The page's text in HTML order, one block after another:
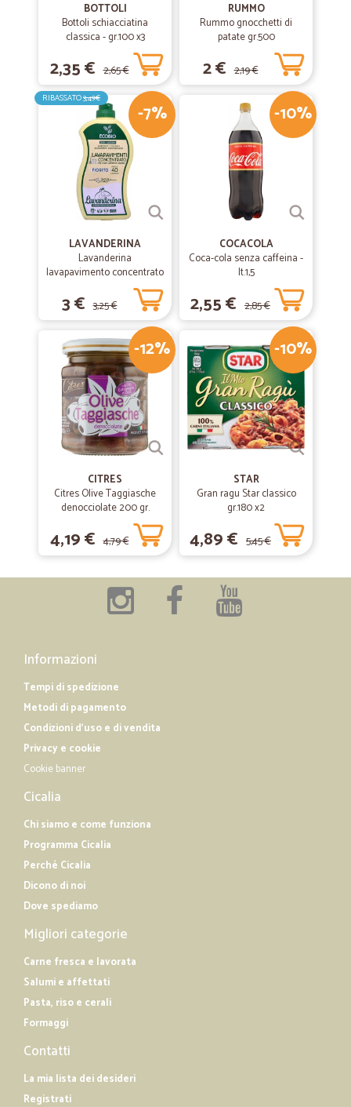
BOTTOLI
Bottoli schiacciatina
classica - gr.100 x3
2,35 € 2,65 €
RUMMO
Rummo gnocchetti di
patate gr.500
2 € 2,19 €
-7%
RIBASSATO3,49€
LAVANDERINA
Lavanderina
lavapavimento concentrato
3 € 3,25 €
-10%
COCACOLA
Coca-cola senza caffeina -
lt.1,5
2,55 € 2,85 €
-12%
CITRES
Citres Olive Taggiasche
denocciolate 200 gr.
4,19 € 4,79 €
-10%
STAR
Gran ragu Star classico
gr.180 x2
4,89 € 5,45 €
Informazioni
Tempi di spedizione
Metodi di pagamento
Condizioni d'uso e di vendita
Privacy e cookie
Cookie banner
Cicalia
Chi siamo e come funziona
Programma Cicalia
Perché Cicalia
Dicono di noi
Dove spediamo
Migliori categorie
Carne fresca e lavorata
Salumi e affettati
Pasta, riso e cerali
Formaggi
Contatti
La mia lista dei desideri
Registrati